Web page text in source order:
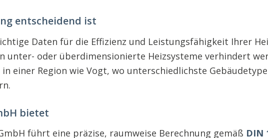
entscheidend ist
Daten für die Effizienz und Leistungsfähigkeit Ihrer
unter- oder überdimensionierte Heizsysteme verhindert
einer Region wie Vogt, wo unterschiedlichste
bietet
führt eine präzise, raumweise Berechnung gemäß DIN